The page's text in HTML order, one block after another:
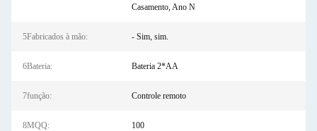
Casamento, Ano N
5Fabricados à mão: - Sim, sim.
6Bateria: Bateria 2*AA
7função: Controle remoto
8MQQ: 100